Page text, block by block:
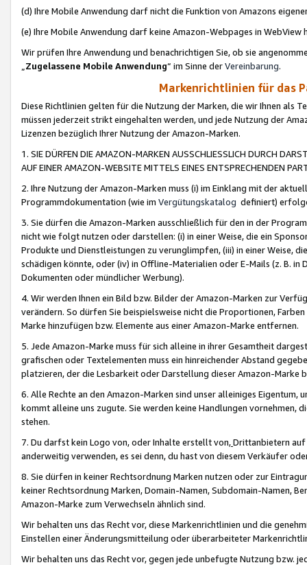
(d) Ihre Mobile Anwendung darf nicht die Funktion von Amazons
(e) Ihre Mobile Anwendung darf keine Amazon-Webpages in WebView
Wir prüfen Ihre Anwendung und benachrichtigen Sie, ob sie
„Zugelassene Mobile Anwendung“ im Sinne derVereinbarung.
Markenrichtlinien für das
Diese Richtlinien gelten für die Nutzung der Marken, die wir Ihnen als
müssen jederzeit strikt eingehalten werden, und jede Nutzung der
Lizenzen bezüglich Ihrer Nutzung der Amazon-Marken.
1. SIE DÜRFEN DIE AMAZON-MARKEN AUSSCHLIESSLICH DURCH
AUF EINER AMAZON-WEBSITE MITTELS EINES ENTSPRECHENDEN
2. Ihre Nutzung der Amazon-Marken muss (i) im Einklang mit der
Programmdokumentation (wie im Vergütungskatalog definiert)
3. Sie dürfen die Amazon-Marken ausschließlich für den in der
nicht wie folgt nutzen oder darstellen: (i) in einer Weise, die ein
Produkte und Dienstleistungen zu verunglimpfen, (iii) in einer Weise,
schädigen könnte, oder (iv) in Offline-Materialien oder E-Mails (z. B. in
Dokumenten oder mündlicher Werbung).
4. Wir werden Ihnen ein Bild bzw. Bilder der Amazon-Marken zur
verändern. So dürfen Sie beispielsweise nicht die Proportionen,
Marke hinzufügen bzw. Elemente aus einer Amazon-Marke entfernen.
5. Jede Amazon-Marke muss für sich alleine in ihrer Gesamtheit
grafischen oder Textelementen muss ein hinreichender Abstand
platzieren, der die Lesbarkeit oder Darstellung dieser Amazon-Marke
6. Alle Rechte an den Amazon-Marken sind unser alleiniges
kommt alleine uns zugute. Sie werden keine Handlungen vornehmen,
stehen.
7. Du darfst kein Logo von, oder Inhalte erstellt von,Drittanbietern auf
anderweitig verwenden, es sei denn, du hast von diesem Verkäufer
8. Sie dürfen in keiner Rechtsordnung Marken nutzen oder zur
keiner Rechtsordnung Marken, Domain-Namen, Subdomain-Namen,
Amazon-Marke zum Verwechseln ähnlich sind.
Wir behalten uns das Recht vor, diese Markenrichtlinien und die
Einstellen einer Änderungsmitteilung oder überarbeiteter
Wir behalten uns das Recht vor, gegen jede unbefugte Nutzung bzw.